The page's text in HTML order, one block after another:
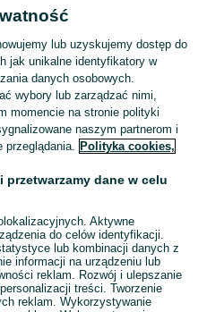
zegar rosenthal
Zobacz
lub uzyskujemy dostęp do
jak unikalne identyfikatory w
danych osobowych.
wybory lub zarządzać nimi,
momencie na stronie polityki
naszym partnerom i
przeglądania. Polityka cookies,
przetwarzamy dane w celu
Aktywne
do celów identyfikacji.
lub kombinacji danych z
informacji na urządzeniu lub
reklam. Rozwój i ulepszanie
treści. Tworzenie
reklam. Wykorzystywanie